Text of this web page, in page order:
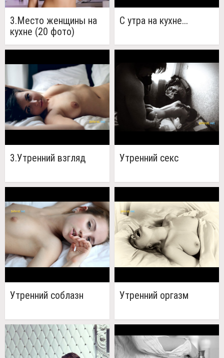
3.Место женщины на
кухне (20 фото)
C утра на кухне...
3.Утренний взгляд Утренний секс
Утренний соблазн Утренний оргазм